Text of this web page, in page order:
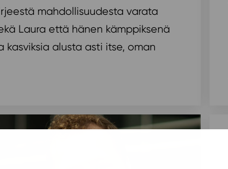
mahdollisuudesta varata
Laura että hänen kämppiksenä
alusta asti itse, oman